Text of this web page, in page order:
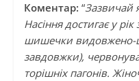
Коментар: “Зазвичай
Насіння достигає у
шишечки видовжено-
завдовжки),
торішніх пагонів.